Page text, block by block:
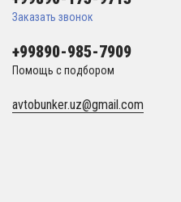
Заказать звонок
+99890-985-7909
Помощь с подбором
avtobunker.uz@gmail.com